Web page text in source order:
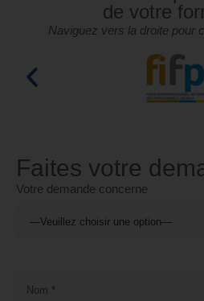
de votre
Naviguez vers la droite pour
Faites votre
Votre demande concerne